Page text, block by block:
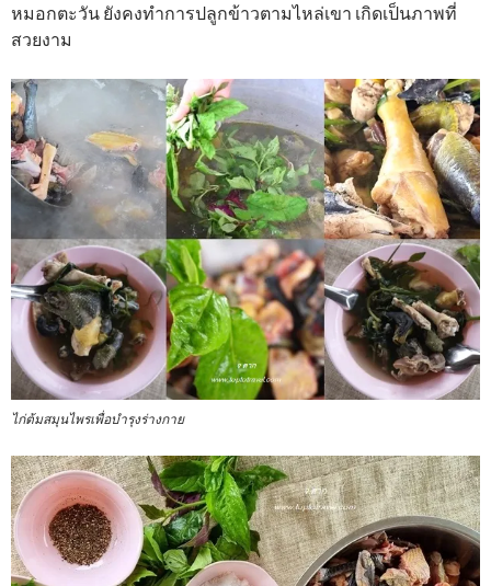
หมอกตะวัน ยังคงทำการปลูกข้าวตามไหล่เขา เกิดเป็นภาพที่
สวยงาม
ไก่ต้มสมุนไพรเพื่อบำรุงร่างกาย